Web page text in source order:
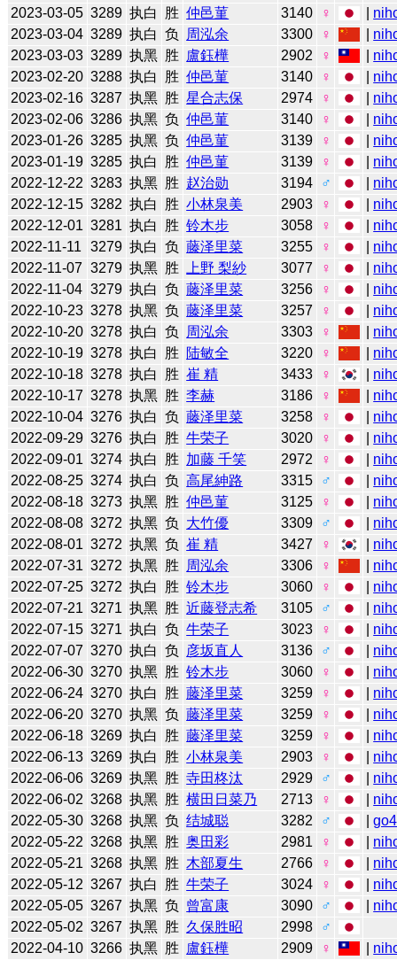
2023-03-05 3289 执白 胜 仲邑菫 3140 ♀
2023-03-04 3289 执白 负 周泓余 3300 ♀
2023-03-03 3289 执黑 胜 盧鈺樺 2902 ♀
2023-02-20 3288 执白 胜 仲邑菫 3140 ♀
2023-02-16 3287 执黑 胜 星合志保 2974 ♀
2023-02-06 3286 执黑 负 仲邑菫 3140 ♀
2023-01-26 3285 执黑 负 仲邑菫 3139 ♀
2023-01-19 3285 执白 胜 仲邑菫 3139 ♀
2022-12-22 3283 执黑 胜 赵治勋 3194 ♂
2022-12-15 3282 执白 胜 小林泉美 2903 ♀
2022-12-01 3281 执白 胜 铃木步 3058 ♀
2022-11-11
3279 执白 负 藤泽里菜 3255 ♀
2022-11-07 3279 执黑 胜 上野 梨紗 3077 ♀
2022-11-04 3279 执白 负 藤泽里菜 3256 ♀
2022-10-23 3278 执黑 负 藤泽里菜 3257 ♀
2022-10-20 3278 执白 负 周泓余 3303 ♀
2022-10-19 3278 执白 胜 陆敏全 3220 ♀
2022-10-18 3278 执白 胜 崔 精 3433 ♀
2022-10-17 3278 执黑 胜 李赫 3186 ♀
2022-10-04 3276 执白 负 藤泽里菜 3258 ♀
2022-09-29 3276 执白 胜 牛荣子 3020 ♀
2022-09-01 3274 执白 胜 加藤 千笑 2972 ♀
2022-08-25 3274 执白 负 高尾紳路 3315 ♂
2022-08-18 3273 执黑 胜 仲邑菫 3125 ♀
2022-08-08 3272 执黑 负 大竹優 3309 ♂
2022-08-01 3272 执黑 负 崔 精 3427 ♀
2022-07-31 3272 执黑 胜 周泓余 3306 ♀
2022-07-25 3272 执白 胜 铃木步 3060 ♀
2022-07-21 3271 执黑 胜 近藤登志希 3105 ♂
2022-07-15 3271 执白 负 牛荣子 3023 ♀
2022-07-07 3270 执白 负 彦坂直人 3136 ♂
2022-06-30 3270 执黑 胜 铃木步 3060 ♀
2022-06-24 3270 执白 胜 藤泽里菜 3259 ♀
2022-06-20 3270 执黑 负 藤泽里菜 3259 ♀
2022-06-18 3269 执白 胜 藤泽里菜 3259 ♀
2022-06-13 3269 执白 胜 小林泉美 2903 ♀
2022-06-06 3269 执黑 胜 寺田柊汰 2929 ♂
2022-06-02 3268 执黑 胜 横田日菜乃 2713 ♀
2022-05-30 3268 执黑 负 结城聪 3282 ♂ |
2022-05-22 3268 执黑 胜 奥田彩 2981 ♀
2022-05-21 3268 执黑 胜 木部夏生 2766 ♀
2022-05-12 3267 执白 胜 牛荣子 3024 ♀
2022-05-05 3267 执黑 负 曾富康 3090 ♂
2022-05-02 3267 执黑 胜 久保胜昭 2998
♂
2022-04-10 3266 执黑 胜 盧鈺樺 2909 ♀